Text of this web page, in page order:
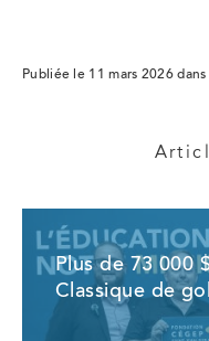
Publiée le 11 mars 2026
Plus de 73 000
Classique de